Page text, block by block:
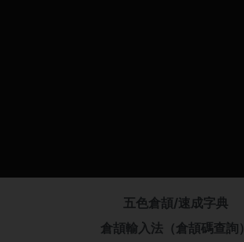
五色倉頡/速成字典
倉頡輸入法（倉頡碼查詢）